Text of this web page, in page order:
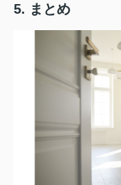
5. まとめ